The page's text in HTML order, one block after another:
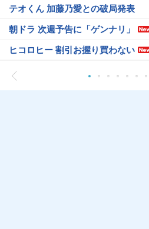
テオくん 加藤乃愛との破局発表
朝ドラ 次週予告に「ゲンナリ」
ヒコロヒー 割引お握り買わない